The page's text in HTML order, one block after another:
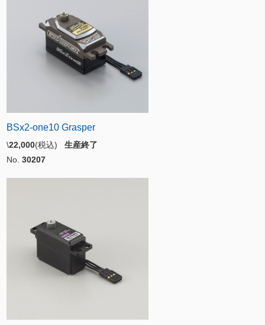
BSx2-one10 Grasper
\22,000(税込) 生産終了
No. 30207